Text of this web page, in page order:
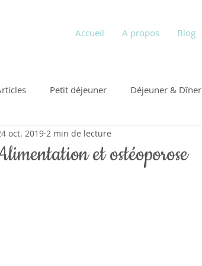
Accueil A propos Blog
Petit déjeuner Déjeuner & Dîner
et ostéoporose
oct. 2019 2 min de lecture